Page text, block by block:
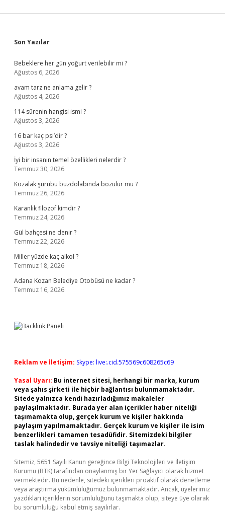
Sidebar
Son Yazılar
Bebeklere her gün yoğurt verilebilir mi ?
Ağustos 6, 2026
avam tarz ne anlama gelir ?
Ağustos 4, 2026
114 sûrenin hangisi ismi ?
Ağustos 3, 2026
16 bar kaç psi’dir ?
Ağustos 3, 2026
İyi bir insanın temel özellikleri nelerdir ?
Temmuz 30, 2026
Kozalak şurubu buzdolabında bozulur mu ?
Temmuz 26, 2026
Karanlık filozof kimdir ?
Temmuz 24, 2026
Gül bahçesi ne denir ?
Temmuz 22, 2026
Miller yüzde kaç alkol ?
Temmuz 18, 2026
Adana Kozan Belediye Otobüsü ne kadar ?
Temmuz 16, 2026
Reklam ve İletişim: Skype: live:.cid.575569c608265c69
Yasal Uyarı: Bu internet sitesi, herhangi bir marka, kurum
veya şahıs şirketi ile hiçbir bağlantısı bulunmamaktadır.
Sitede yalnızca kendi hazırladığımız makaleler
paylaşılmaktadır. Burada yer alan içerikler haber niteliği
taşımamakta olup, gerçek kurum ve kişiler hakkında
paylaşım yapılmamaktadır. Gerçek kurum ve kişiler ile isim
benzerlikleri tamamen tesadüfidir. Sitemizdeki bilgiler
taslak halindedir ve tavsiye niteliği taşımazlar.
Sitemiz, 5651 Sayılı Kanun gereğince Bilgi Teknolojileri ve İletişim
Kurumu (BTK) tarafından onaylanmış bir Yer Sağlayıcı olarak hizmet
vermektedir. Bu nedenle, sitedeki içerikleri proaktif olarak denetleme
veya araştırma yükümlülüğümüz bulunmamaktadır. Ancak, üyelerimiz
yazdıkları içeriklerin sorumluluğunu taşımakta olup, siteye üye olarak
bu sorumluluğu kabul etmiş sayılırlar.